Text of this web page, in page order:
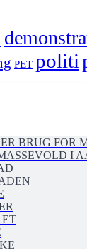
PET politi
ER BRUG
I